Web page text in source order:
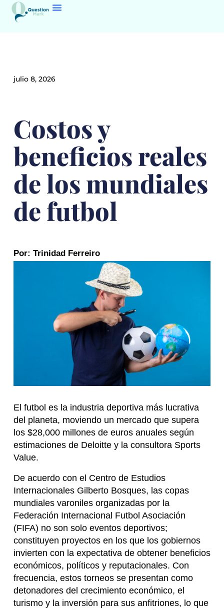
julio 8, 2026
Costos y
beneficios reales
de los mundiales
de futbol
Por: Trinidad Ferreiro
El futbol es la industria deportiva más lucrativa
del planeta, moviendo un mercado que supera
los $28,000 millones de euros anuales según
estimaciones de Deloitte y la consultora Sports
Value.
De acuerdo con el Centro de Estudios
Internacionales Gilberto Bosques, las copas
mundiales varoniles organizadas por la
Federación Internacional Futbol Asociación
(FIFA) no son solo eventos deportivos;
constituyen proyectos en los que los gobiernos
invierten con la expectativa de obtener beneficios
económicos, políticos y reputacionales. Con
frecuencia, estos torneos se presentan como
detonadores del crecimiento económico, el
turismo y la inversión para sus anfitriones, lo que